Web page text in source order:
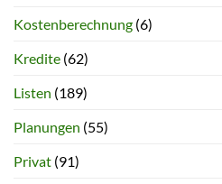
Kostenberechnung (6)
Kredite (62)
Listen (189)
Planungen (55)
Privat (91)